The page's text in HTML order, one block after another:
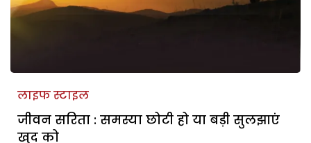
लाइफ स्टाइल
जीवन सरिता : समस्या छोटी हो या बड़ी सुलझाएं
खुद को